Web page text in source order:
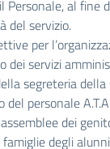
Personale, al fine
del servizio.
per
dei servizi
segreteria della
del personale
dei
famiglie degli